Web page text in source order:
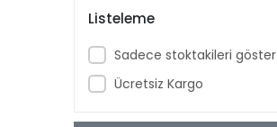
Listeleme
Sadece stoktakileri göster
Ücretsiz Kargo